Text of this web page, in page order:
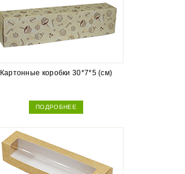
Картонные коробки 30*7*5 (см)
ПОДРОБНЕЕ